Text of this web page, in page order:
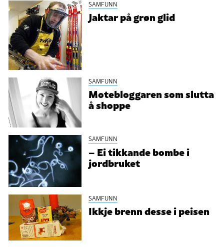
SAMFUNN
Jaktar på grøn glid
SAMFUNN
Motebloggaren som slutta
å shoppe
SAMFUNN
– Ei tikkande bombe i
jordbruket
SAMFUNN
Ikkje brenn desse i peisen